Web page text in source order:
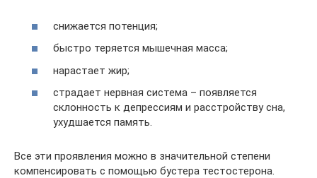
снижается потенция;
быстро теряется мышечная масса;
нарастает жир;
страдает нервная система – появляется
склонность к депрессиям и расстройству сна,
ухудшается память.
Все эти проявления можно в значительной степени
компенсировать с помощью бустера тестостерона.